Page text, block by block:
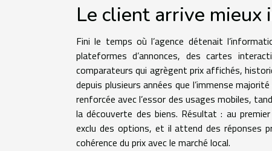
Le client arrive
Fini le temps où l’agence détenait
plateformes d’annonces, des cartes
comparateurs qui agrègent prix affichés,
depuis plusieurs années que l’immense
renforcée avec l’essor des usages mobiles,
la découverte des biens. Résultat : au
exclu des options, et il attend des réponses
cohérence du prix avec le marché local.